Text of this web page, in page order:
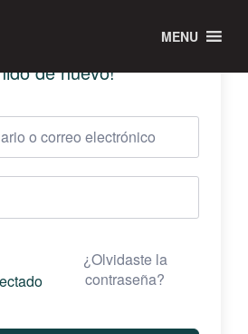
MENU
de nuevo!
¿Olvidaste la
contraseña?